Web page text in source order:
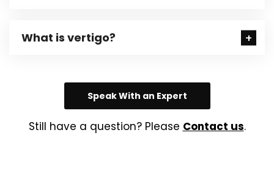
What is vertigo?
Speak With an Expert
Still have a question? Please Contact us.